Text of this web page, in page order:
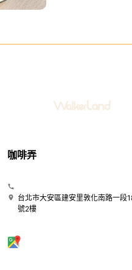
咖啡弄
台北市大安區建安里敦化南路一段
號2樓